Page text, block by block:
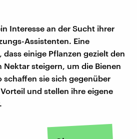
Interesse an der Sucht ihrer
Assistenten. Eine
einige Pflanzen gezielt den
Nektar steigern, um die Bienen
schaffen sie sich gegenüber
und stellen ihre eigene